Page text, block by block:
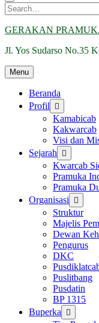
Search
for:
Search
GERAKAN
Jl. Yos Sudarso No.35
Menu
Beranda
Profil
Kamabicab
Kakwarcab
Visi dan
Sejarah
Kwarcab
Pramuka
Pramuka
Organisasi
Struktur
Majelis
Dewan
Pengurus
DKC
Puslitbang
Pusdatin
BP 1315
Buperka